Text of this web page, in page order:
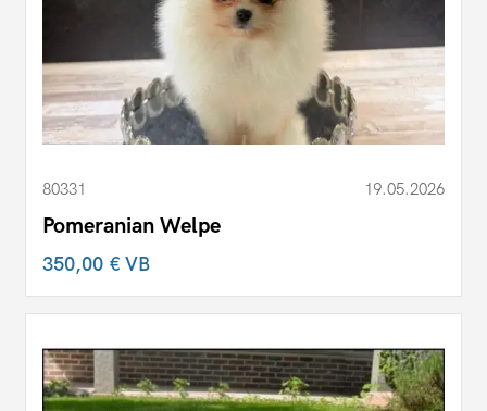
80331 19.05.2026
Pomeranian Welpe
350,00 €VB